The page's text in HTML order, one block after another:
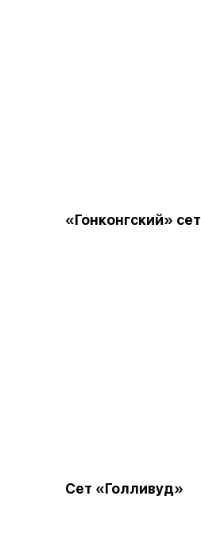
«Гонконгский» сет
Сет «Голливуд»